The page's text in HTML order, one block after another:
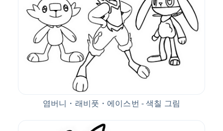
염버니・래비풋・에이스번 - 색칠 그림